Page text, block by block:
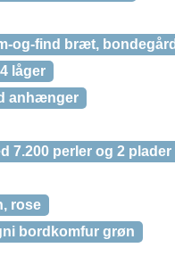
og-find bræt,
låger
anhænger
7.200 perler og 2 plader
rose
bordkomfur grøn